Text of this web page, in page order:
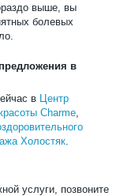
выше, вы
болевых
в
в
Центр
Charme
Холостяк
услуги, позвоните